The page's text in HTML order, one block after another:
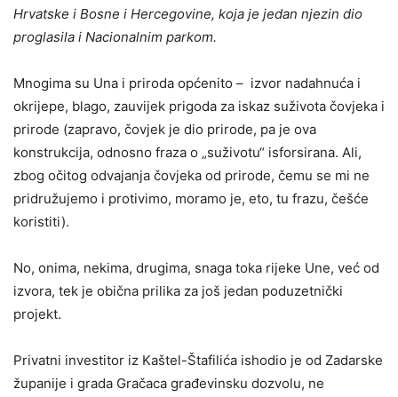
Hrvatske i Bosne i Hercegovine, koja je jedan njezin dio
proglasila i Nacionalnim parkom.
Mnogima su Una i priroda općenito – izvor nadahnuća i
okrijepe, blago, zauvijek prigoda za iskaz suživota čovjeka i
prirode (zapravo, čovjek je dio prirode, pa je ova
konstrukcija, odnosno fraza o „suživotu“ isforsirana. Ali,
zbog očitog odvajanja čovjeka od prirode, čemu se mi ne
pridružujemo i protivimo, moramo je, eto, tu frazu, češće
koristiti).
No, onima, nekima, drugima, snaga toka rijeke Une, već od
izvora, tek je obična prilika za još jedan poduzetnički
projekt.
Privatni investitor iz Kaštel-Štafilića ishodio je od Zadarske
županije i grada Gračaca građevinsku dozvolu, ne